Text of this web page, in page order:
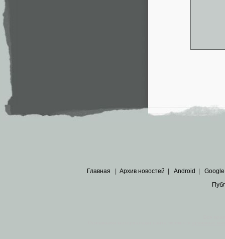
Главная Архив новостей Android Google